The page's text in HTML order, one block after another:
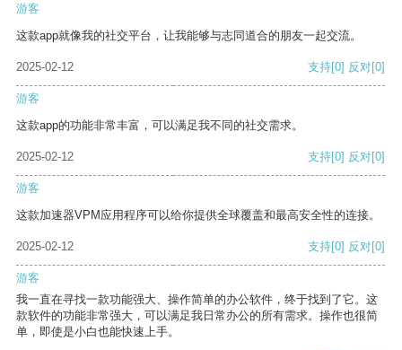
游客
这款app就像我的社交平台，让我能够与志同道合的朋友一起交流。
2025-02-12 支持[0] 反对[0]
游客
这款app的功能非常丰富，可以满足我不同的社交需求。
2025-02-12 支持[0] 反对[0]
游客
这款加速器VPM应用程序可以给你提供全球覆盖和最高安全性的连接。
2025-02-12 支持[0] 反对[0]
游客
我一直在寻找一款功能强大、操作简单的办公软件，终于找到了它。这
款软件的功能非常强大，可以满足我日常办公的所有需求。操作也很简
单，即使是小白也能快速上手。